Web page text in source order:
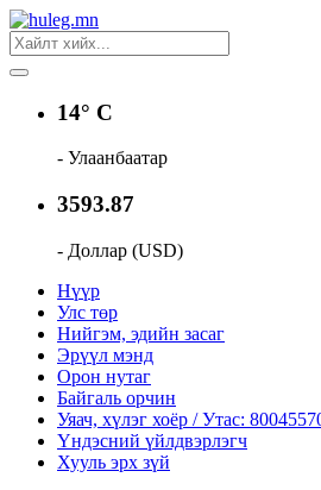
14° C
- Улаанбаатар
3593.87
- Доллар (USD)
Нүүр
Улс төр
Нийгэм, эдийн засаг
Эрүүл мэнд
Орон нутаг
Байгаль орчин
Уяач, хүлэг хоёр / Утас:
Үндэсний үйлдвэрлэгч
Хууль эрх зүй